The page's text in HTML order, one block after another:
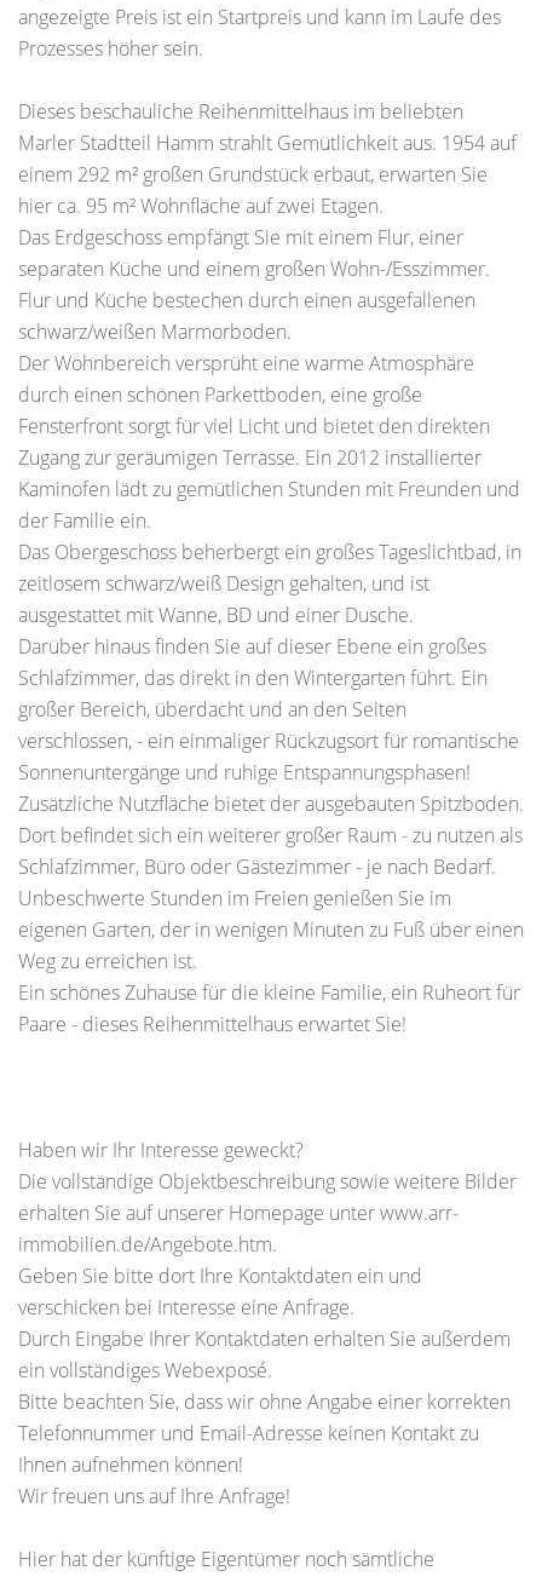
angezeigte Preis ist ein Startpreis und kann im Laufe des
Prozesses höher sein.
Dieses beschauliche Reihenmittelhaus im beliebten
Marler Stadtteil Hamm strahlt Gemütlichkeit aus. 1954 auf
einem 292 m² großen Grundstück erbaut, erwarten Sie
hier ca. 95 m² Wohnfläche auf zwei Etagen.
Das Erdgeschoss empfängt Sie mit einem Flur, einer
separaten Küche und einem großen Wohn-/Esszimmer.
Flur und Küche bestechen durch einen ausgefallenen
schwarz/weißen Marmorboden.
Der Wohnbereich versprüht eine warme Atmosphäre
durch einen schönen Parkettboden, eine große
Fensterfront sorgt für viel Licht und bietet den direkten
Zugang zur geräumigen Terrasse. Ein 2012 installierter
Kaminofen lädt zu gemütlichen Stunden mit Freunden und
der Familie ein.
Das Obergeschoss beherbergt ein großes Tageslichtbad, in
zeitlosem schwarz/weiß Design gehalten, und ist
ausgestattet mit Wanne, BD und einer Dusche.
Darüber hinaus finden Sie auf dieser Ebene ein großes
Schlafzimmer, das direkt in den Wintergarten führt. Ein
großer Bereich, überdacht und an den Seiten
verschlossen, - ein einmaliger Rückzugsort für romantische
Sonnenuntergänge und ruhige Entspannungsphasen!
Zusätzliche Nutzfläche bietet der ausgebauten Spitzboden.
Dort befindet sich ein weiterer großer Raum - zu nutzen als
Schlafzimmer, Büro oder Gästezimmer - je nach Bedarf.
Unbeschwerte Stunden im Freien genießen Sie im
eigenen Garten, der in wenigen Minuten zu Fuß über einen
Weg zu erreichen ist.
Ein schönes Zuhause für die kleine Familie, ein Ruheort für
Paare - dieses Reihenmittelhaus erwartet Sie!
Haben wir Ihr Interesse geweckt?
Die vollständige Objektbeschreibung sowie weitere Bilder
erhalten Sie auf unserer Homepage unter www.arr-
immobilien.de/Angebote.htm.
Geben Sie bitte dort Ihre Kontaktdaten ein und
verschicken bei Interesse eine Anfrage.
Durch Eingabe Ihrer Kontaktdaten erhalten Sie außerdem
ein vollständiges Webexposé.
Bitte beachten Sie, dass wir ohne Angabe einer korrekten
Telefonnummer und Email-Adresse keinen Kontakt zu
Ihnen aufnehmen können!
Wir freuen uns auf Ihre Anfrage!
Hier hat der künftige Eigentümer noch sämtliche